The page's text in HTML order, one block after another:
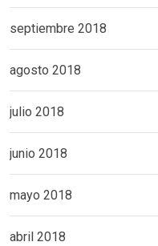
septiembre 2018
agosto 2018
julio 2018
junio 2018
mayo 2018
abril 2018